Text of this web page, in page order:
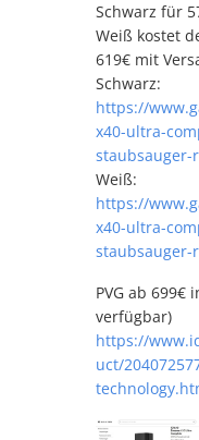
Schwarz für
Weiß kostet
619€ mit
Schwarz:
https://
x40-ultra-
staubsauger-
Weiß:
https://
x40-ultra-
staubsauger-
PVG ab 699€
verfügbar)
https://
uct/